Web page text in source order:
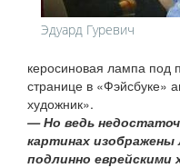
Эдуард Гуревич
керосиновая лампа под
странице в «Фэйсбуке»
художник».
— Но ведь
картинах
подлинно еврейскими